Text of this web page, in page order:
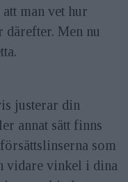
man vet hur
Men nu
justerar din
annat sätt finns
som
vidare vinkel i dina